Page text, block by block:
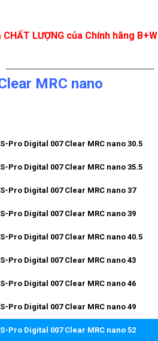
CHẤT LƯỢNG của Chính hãng B+W
--------------------------------------------------------------
MRC nano
Pro Digital 007 Clear MRC nano 30.5
Pro Digital 007 Clear MRC nano 35.5
Pro Digital 007 Clear MRC nano 37
Pro Digital 007 Clear MRC nano 39
Pro Digital 007 Clear MRC nano 40.5
Pro Digital 007 Clear MRC nano 43
Pro Digital 007 Clear MRC nano 46
Pro Digital 007 Clear MRC nano 49
Pro Digital 007 Clear MRC nano 52